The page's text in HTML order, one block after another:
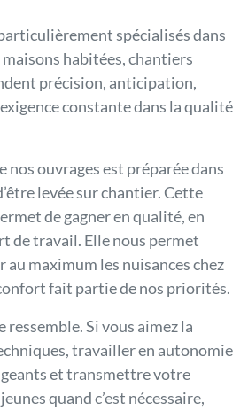
spécialisés dans
habitées, chantiers
précision, anticipation,
constante dans la qualité
nos ouvrages est préparée dans
levée sur chantier. Cette
de gagner en qualité, en
de travail. Elle nous permet
maximum les nuisances chez
fait partie de nos priorités.
ressemble. Si vous aimez la
travailler en autonomie
et transmettre votre
quand c’est nécessaire,